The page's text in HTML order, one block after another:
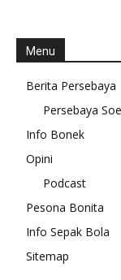
Menu
Berita Persebaya
Persebaya
Info Bonek
Opini
Podcast
Pesona Bonita
Info Sepak Bola
Sitemap